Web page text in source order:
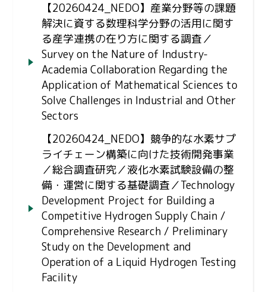
【20260424_NEDO】産業分野等の課題
解決に資する数理科学分野の活用に関す
る産学連携の在り方に関する調査／
Survey on the Nature of Industry-
Academia Collaboration Regarding the
Application of Mathematical Sciences to
Solve Challenges in Industrial and Other
Sectors
【20260424_NEDO】競争的な水素サプ
ライチェーン構築に向けた技術開発事業
／総合調査研究／液化水素試験設備の整
備・運営に関する基礎調査／Technology
Development Project for Building a
Competitive Hydrogen Supply Chain /
Comprehensive Research / Preliminary
Study on the Development and
Operation of a Liquid Hydrogen Testing
Facility